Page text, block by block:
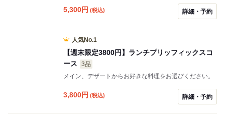
5,300円 (税込) 詳細・予約
人気No.1
【週末限定3800円】ランチプリッフィックスコ
ース
3品
メイン、デザートからお好きな料理をお選びください。
3,800円 (税込) 詳細・予約